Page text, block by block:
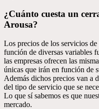
¿Cuánto cuesta un
Arousa?
Los precios de los servicios
función de diversas variables
las empresas ofrecen las
únicas que irán en función de
Además dichos precios van a
del tipo de servicio que se
Lo que sí sabemos es que
mercado.